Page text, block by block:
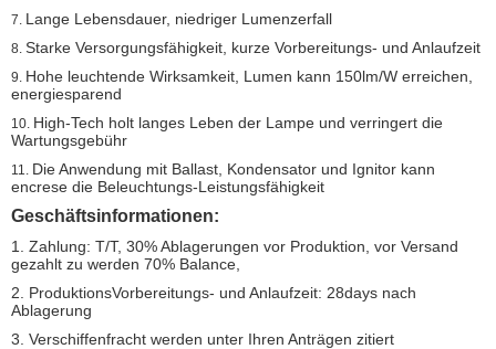
7. Lange Lebensdauer, niedriger Lumenzerfall
8. Starke Versorgungsfähigkeit, kurze Vorbereitungs- und Anlaufzeit
9. Hohe leuchtende Wirksamkeit, Lumen kann 150lm/W erreichen,
energiesparend
10. High-Tech holt langes Leben der Lampe und verringert die
Wartungsgebühr
11. Die Anwendung mit Ballast, Kondensator und Ignitor kann
encrese die Beleuchtungs-Leistungsfähigkeit
Geschäftsinformationen:
1. Zahlung: T/T, 30% Ablagerungen vor Produktion, vor Versand
gezahlt zu werden 70% Balance,
2. ProduktionsVorbereitungs- und Anlaufzeit: 28days nach
Ablagerung
3. Verschiffenfracht werden unter Ihren Anträgen zitiert